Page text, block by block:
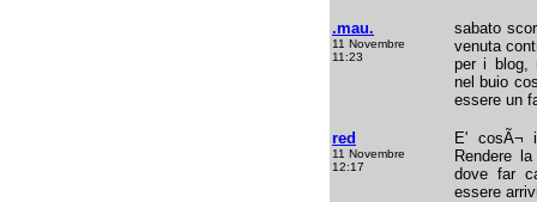
.mau.
11 Novembre
11:23
sabato
venuta
per i blog,
nel buio
essere un
red
11 Novembre
12:17
E' cosÃ¬
Rendere
dove far
essere